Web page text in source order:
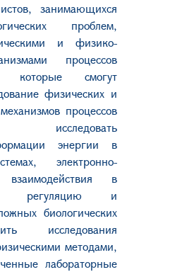
занимающихся
проблем,
и физико-
процессов
которые смогут
физических и
процессов
исследовать
энергии в
электронно-
взаимодействия в
регуляцию и
биологических
исследования
методами,
лабораторные